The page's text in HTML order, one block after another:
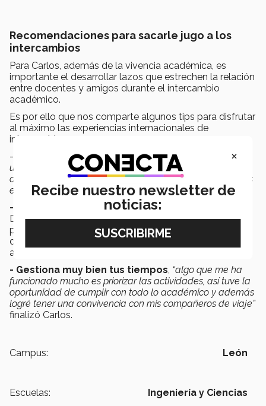
Recomendaciones para sacarle jugo a los
intercambios
Para Carlos, además de la vivencia académica, es
importante el desarrollar lazos que estrechen la relación
entre docentes y amigos durante el intercambio
académico.
Es por ello que nos comparte algunos tips para disfrutar
al máximo las experiencias internacionales de
intercambios.
-
Si tienes la oportunidad vete de intercambio, “
una experiencia muy valiosa en donde aprendes mucho,
abres tu panorama, la experiencia profesional la obtienes
en cualquier otro tiempo y en cualquier lugar”.
- Traza muy bien los objetivos y trabaja en ello
Desarrolla un plan, que te pueda dar claridad de los
proyectos, tareas y actividades que tienes que hacer
durante tu día. así evitaras la sobresaturación de
actividades
- Gestiona muy bien tus tiempos “algo que me ha
funcionado mucho es priorizar las actividades, así tuve la
oportunidad de cumplir con todo lo académico y además
logré tener una convivencia con mis compañeros de viaje”
finalizó Carlos.
Campus: León
Escuelas: Ingeniería y Ciencias
×
Recibe nuestro newsletter de
noticias: